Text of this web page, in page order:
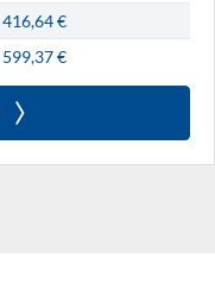
416,64 €
599,37 €